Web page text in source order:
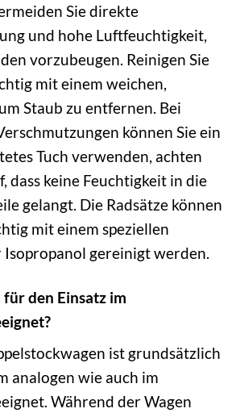
Sie direkte
und hohe Luftfeuchtigkeit,
vorzubeugen. Reinigen Sie
mit einem weichen,
Staub zu entfernen. Bei
können Sie ein
Tuch verwenden, achten
dass keine Feuchtigkeit in die
gelangt. Die Radsätze können
mit einem speziellen
gereinigt werden.
den Einsatz im
ist grundsätzlich
analogen wie auch im
Während der Wagen